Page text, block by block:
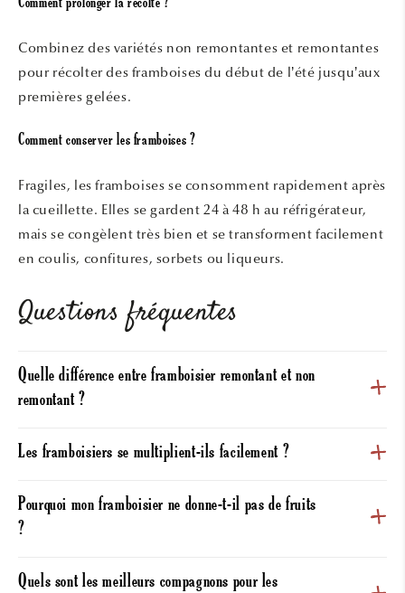
Comment prolonger la récolte ?
Combinez des variétés non remontantes et remontantes
pour récolter des framboises du début de l’été jusqu’aux
premières gelées.
Comment conserver les framboises ?
Fragiles, les framboises se consomment rapidement après
la cueillette. Elles se gardent 24 à 48 h au réfrigérateur,
mais se congèlent très bien et se transforment facilement
en coulis, confitures, sorbets ou liqueurs.
Questions fréquentes
Quelle différence entre framboisier remontant et non
remontant ?
Les framboisiers se multiplient-ils facilement ?
Pourquoi mon framboisier ne donne-t-il pas de fruits
?
Quels sont les meilleurs compagnons pour les